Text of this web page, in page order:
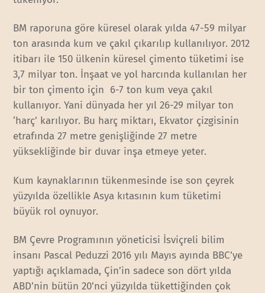
BM raporuna göre küresel olarak yılda 47-59 milyar
ton arasında kum ve çakıl çıkarılıp kullanılıyor. 2012
itibarı ile 150 ülkenin küresel çimento tüketimi ise
3,7 milyar ton. İnşaat ve yol harcında kullanılan her
bir ton çimento için 6-7 ton kum veya çakıl
kullanıyor. Yani dünyada her yıl 26-29 milyar ton
‘harç’ karılıyor. Bu harç miktarı, Ekvator çizgisinin
etrafında 27 metre genişliğinde 27 metre
yüksekliğinde bir duvar inşa etmeye yeter.
Kum kaynaklarının tükenmesinde ise son çeyrek
yüzyılda özellikle Asya kıtasının kum tüketimi
büyük rol oynuyor.
BM Çevre Programının yöneticisi İsviçreli bilim
insanı Pascal Peduzzi 2016 yılı Mayıs ayında BBC’ye
yaptığı açıklamada, Çin’in sadece son dört yılda
ABD’nin bütün 20’nci yüzyılda tükettiğinden çok